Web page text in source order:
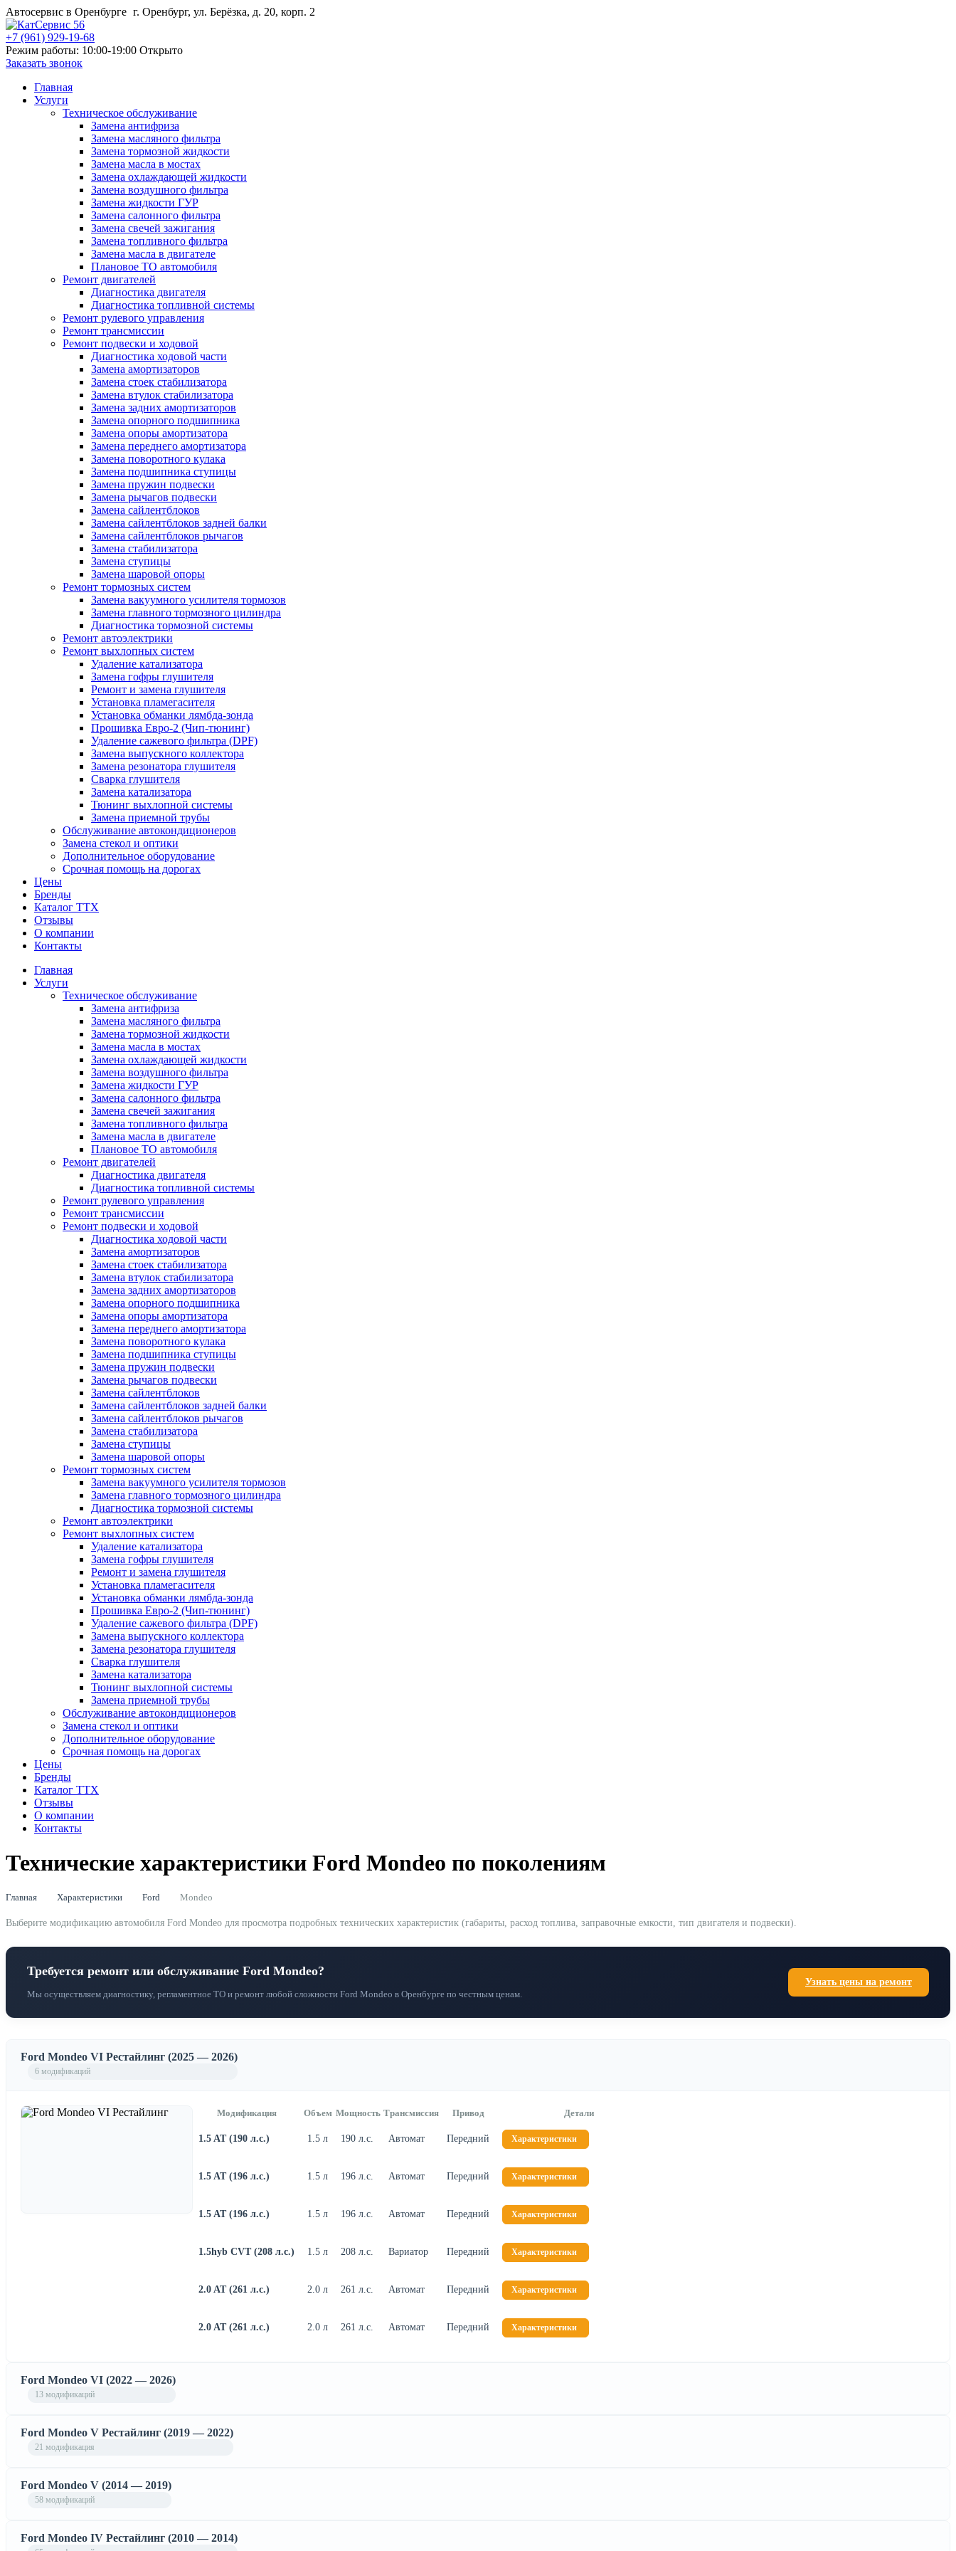
Автосервис в Оренбурге г. Оренбург, ул. Берёзка, д. 20, корп. 2
+7 (961) 929-19-68
Режим работы: 10:00-19:00 Открыто
Заказать звонок
Главная
Услуги
Техническое обслуживание
Замена антифриза
Замена масляного фильтра
Замена тормозной жидкости
Замена масла в мостах
Замена охлаждающей жидкости
Замена воздушного фильтра
Замена жидкости ГУР
Замена салонного фильтра
Замена свечей зажигания
Замена топливного фильтра
Замена масла в двигателе
Плановое ТО автомобиля
Ремонт двигателей
Диагностика двигателя
Диагностика топливной системы
Ремонт рулевого управления
Ремонт трансмиссии
Ремонт подвески и ходовой
Диагностика ходовой части
Замена амортизаторов
Замена стоек стабилизатора
Замена втулок стабилизатора
Замена задних амортизаторов
Замена опорного подшипника
Замена опоры амортизатора
Замена переднего амортизатора
Замена поворотного кулака
Замена подшипника ступицы
Замена пружин подвески
Замена рычагов подвески
Замена сайлентблоков
Замена сайлентблоков задней балки
Замена сайлентблоков рычагов
Замена стабилизатора
Замена ступицы
Замена шаровой опоры
Ремонт тормозных систем
Замена вакуумного усилителя тормозов
Замена главного тормозного цилиндра
Диагностика тормозной системы
Ремонт автоэлектрики
Ремонт выхлопных систем
Удаление катализатора
Замена гофры глушителя
Ремонт и замена глушителя
Установка пламегасителя
Установка обманки лямбда-зонда
Прошивка Евро-2 (Чип-тюнинг)
Удаление сажевого фильтра (DPF)
Замена выпускного коллектора
Замена резонатора глушителя
Сварка глушителя
Замена катализатора
Тюнинг выхлопной системы
Замена приемной трубы
Обслуживание автокондиционеров
Замена стекол и оптики
Дополнительное оборудование
Срочная помощь на дорогах
Цены
Бренды
Каталог ТТХ
Отзывы
О компании
Контакты
Главная
Услуги
Техническое обслуживание
Замена антифриза
Замена масляного фильтра
Замена тормозной жидкости
Замена масла в мостах
Замена охлаждающей жидкости
Замена воздушного фильтра
Замена жидкости ГУР
Замена салонного фильтра
Замена свечей зажигания
Замена топливного фильтра
Замена масла в двигателе
Плановое ТО автомобиля
Ремонт двигателей
Диагностика двигателя
Диагностика топливной системы
Ремонт рулевого управления
Ремонт трансмиссии
Ремонт подвески и ходовой
Диагностика ходовой части
Замена амортизаторов
Замена стоек стабилизатора
Замена втулок стабилизатора
Замена задних амортизаторов
Замена опорного подшипника
Замена опоры амортизатора
Замена переднего амортизатора
Замена поворотного кулака
Замена подшипника ступицы
Замена пружин подвески
Замена рычагов подвески
Замена сайлентблоков
Замена сайлентблоков задней балки
Замена сайлентблоков рычагов
Замена стабилизатора
Замена ступицы
Замена шаровой опоры
Ремонт тормозных систем
Замена вакуумного усилителя тормозов
Замена главного тормозного цилиндра
Диагностика тормозной системы
Ремонт автоэлектрики
Ремонт выхлопных систем
Удаление катализатора
Замена гофры глушителя
Ремонт и замена глушителя
Установка пламегасителя
Установка обманки лямбда-зонда
Прошивка Евро-2 (Чип-тюнинг)
Удаление сажевого фильтра (DPF)
Замена выпускного коллектора
Замена резонатора глушителя
Сварка глушителя
Замена катализатора
Тюнинг выхлопной системы
Замена приемной трубы
Обслуживание автокондиционеров
Замена стекол и оптики
Дополнительное оборудование
Срочная помощь на дорогах
Цены
Бренды
Каталог ТТХ
Отзывы
О компании
Контакты
Технические характеристики Ford Mondeo по поколениям
Главная Характеристики Ford Mondeo
Выберите модификацию автомобиля Ford Mondeo для просмотра подробных технических характеристик (габариты, расход топлива, заправочные емкости, тип двигателя и подвески).
Требуется ремонт или обслуживание Ford Mondeo?
Мы осуществляем диагностику, регламентное ТО и ремонт любой сложности Ford Mondeo в Оренбурге по честным ценам.
Узнать цены на ремонт
Ford Mondeo VI Рестайлинг (2025 — 2026)
6 модификаций
Модификация Объем Мощность Трансмиссия Привод Детали
1.5 AT (190 л.с.) 1.5 л 190 л.с. Автомат Передний Характеристики
1.5 AT (196 л.с.) 1.5 л 196 л.с. Автомат Передний Характеристики
1.5 AT (196 л.с.) 1.5 л 196 л.с. Автомат Передний Характеристики
1.5hyb CVT (208 л.с.) 1.5 л 208 л.с. Вариатор Передний Характеристики
2.0 AT (261 л.с.) 2.0 л 261 л.с. Автомат Передний Характеристики
2.0 AT (261 л.с.) 2.0 л 261 л.с. Автомат Передний Характеристики
Ford Mondeo VI (2022 — 2026)
13 модификаций
Ford Mondeo V Рестайлинг (2019 — 2022)
21 модификация
Ford Mondeo V (2014 — 2019)
58 модификаций
Ford Mondeo IV Рестайлинг (2010 — 2014)